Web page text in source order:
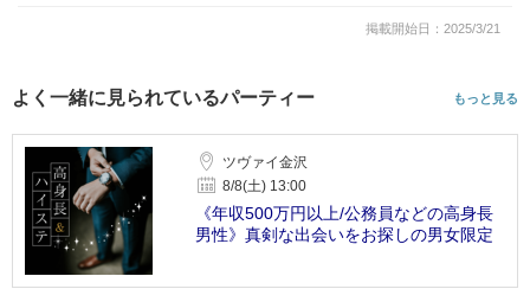
掲載開始日：2025/3/21
よく一緒に見られているパーティー もっと見る
ツヴァイ金沢
8/8(土) 13:00
《年収500万円以上/公務員などの高身長
男性》真剣な出会いをお探しの男女限定